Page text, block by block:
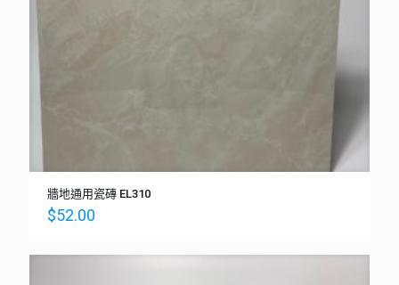
牆地通用瓷磚 EL310
$52.00